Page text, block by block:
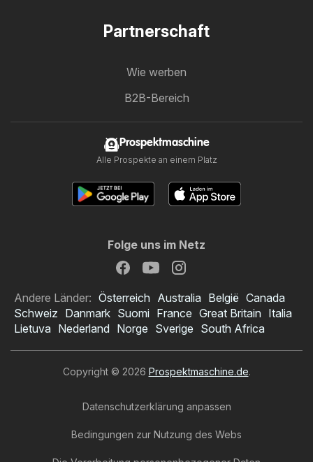
Partnerschaft
Wie werben
B2B-Bereich
Prospektmaschine
Alle Prospekte an einem Platz
Folge uns im Netz
Andere Länder: Österreich Australia België Canada
Schweiz Danmark Suomi France Great Britain Italia
Lietuva Nederland Norge Sverige South Africa
Copyright © 2026 Prospektmaschine.de.
Datenschutzerklärung anpassen
Bedingungen zur Nutzung des Webs